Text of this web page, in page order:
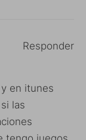
en itunes
las
Responder